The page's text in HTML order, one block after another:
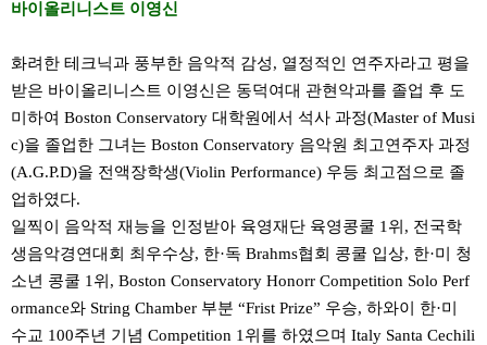
바이올리니스트 이영신
화려한 테크닉과 풍부한 음악적 감성, 열정적인 연주자라고 평을
받은 바이올리니스트 이영신은 동덕여대 관현악과를 졸업 후 도
미하여 Boston Conservatory 대학원에서 석사 과정(Master of Musi
c)을 졸업한 그녀는 Boston Conservatory 음악원 최고연주자 과정
(A.G.P.D)을 전액장학생(Violin Performance) 우등 최고점으로 졸
업하였다.
일찍이 음악적 재능을 인정받아 육영재단 육영콩쿨 1위, 전국학
생음악경연대회 최우수상, 한·독 Brahms협회 콩쿨 입상, 한·미 청
소년 콩쿨 1위, Boston Conservatory Honorr Competition Solo Perf
ormance와 String Chamber 부분 “Frist Prize” 우승, 하와이 한·미
수교 100주년 기념 Competition 1위를 하였으며 Italy Santa Cechili